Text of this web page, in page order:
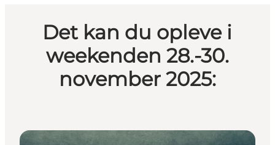
Det kan du opleve i
weekenden 28.-30.
november 2025: